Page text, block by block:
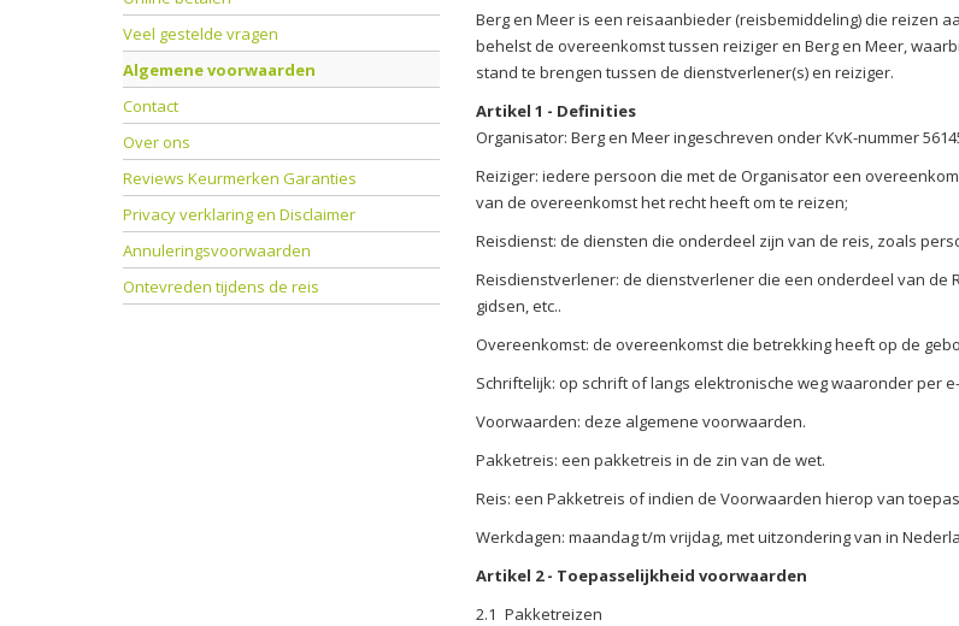
Veel gestelde vragen
Algemene voorwaarden
Contact
Over ons
Reviews Keurmerken Garanties
Privacy verklaring en Disclaimer
Annuleringsvoorwaarden
Ontevreden tijdens de reis
Berg en Meer is een reisaanbieder (reisbemiddeling) die reizen
behelst de overeenkomst tussen reiziger en Berg en Meer,
stand te brengen tussen de dienstverlener(s) en reiziger.
Artikel 1 - Definities
Organisator: Berg en Meer ingeschreven onder KvK-nummer
Reiziger: iedere persoon die met de Organisator een
van de overeenkomst het recht heeft om te reizen;
Reisdienst: de diensten die onderdeel zijn van de reis, zoals
Reisdienstverlener: de dienstverlener die een onderdeel van
gidsen, etc..
Overeenkomst: de overeenkomst die betrekking heeft op de
Schriftelijk: op schrift of langs elektronische weg waaronder per
Voorwaarden: deze algemene voorwaarden.
Pakketreis: een pakketreis in de zin van de wet.
Reis: een Pakketreis of indien de Voorwaarden hierop van
Werkdagen: maandag t/m vrijdag, met uitzondering van in
Artikel 2 - Toepasselijkheid voorwaarden
2.1 Pakketreizen